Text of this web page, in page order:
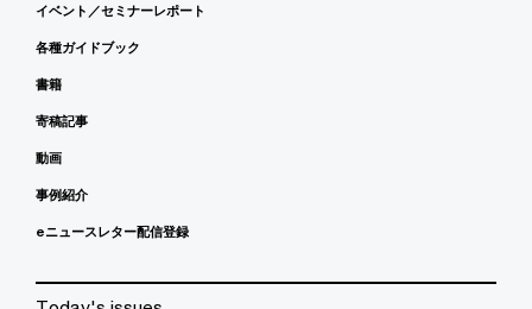
イベント／セミナーレポート
各種ガイドブック
書籍
寄稿記事
動画
事例紹介
eニュースレター配信登録